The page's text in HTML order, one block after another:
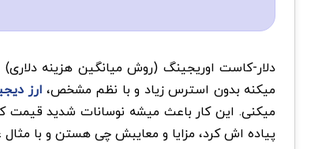
دلار-کاست اوریجینگ (روش میانگین هزینه
میکنه بدون استرس زیاد و با نظم مشخص، ارز
پیاده اش کرد، مزایا و معایبش چی هستن و با